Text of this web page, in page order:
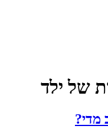
של ילד
מדי?